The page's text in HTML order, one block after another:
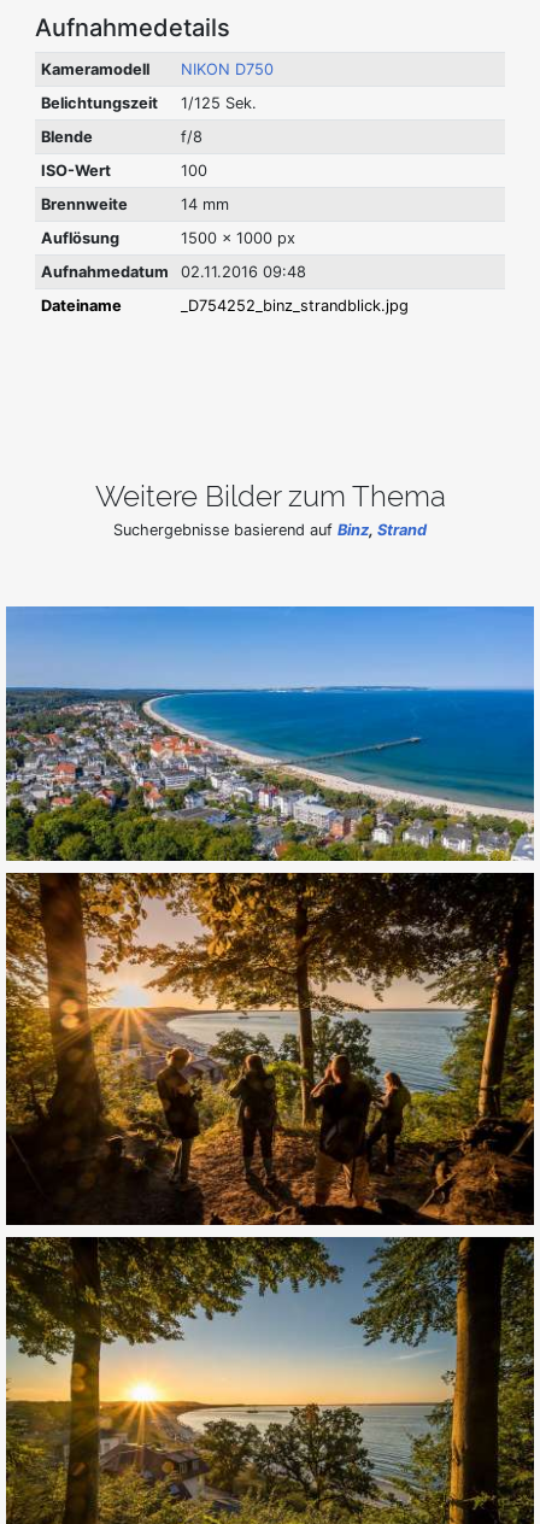
Aufnahmedetails
Kameramodell
NIKON D750
Belichtungszeit
1/125 Sek.
Blende
f/8
ISO-Wert
100
Brennweite
14 mm
Auflösung
1500 x 1000 px
Aufnahmedatum
02.11.2016 09:48
Dateiname
_D754252_binz_strandblick.jpg
Weitere Bilder zum Thema
Suchergebnisse basierend auf Binz, Strand